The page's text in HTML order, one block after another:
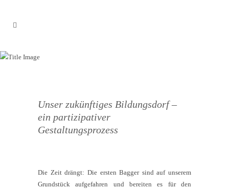
Unser zukünftiges Bildungsdorf –
ein partizipativer
Gestaltungsprozess
Die Zeit drängt: Die ersten Bagger sind auf unserem
Grundstück aufgefahren und bereiten es für den